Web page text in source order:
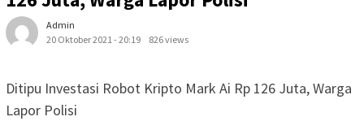
Admin
20 Oktober 2021 - 20:19
826 views
Ditipu Investasi Robot Kripto Mark Ai Rp 126 Juta, Warga
Lapor Polisi